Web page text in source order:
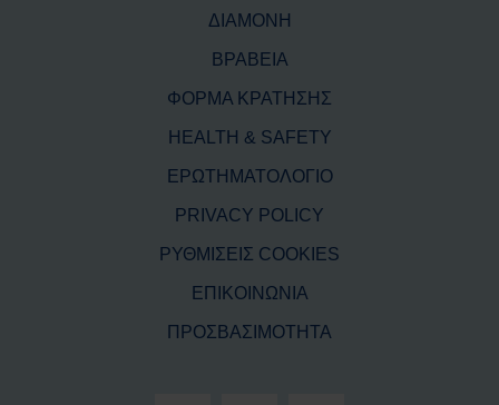
ΔΙΑΜΟΝΗ
ΒΡΑΒΕΙΑ
ΦΟΡΜΑ ΚΡΑΤΗΣΗΣ
HEALTH & SAFETY
ΕΡΩΤΗΜΑΤΟΛΟΓΙΟ
PRIVACY POLICY
ΡΥΘΜΙΣΕΙΣ COOKIES
ΕΠΙΚΟΙΝΩΝΙΑ
ΠΡΟΣΒΑΣΙΜΟΤΗΤΑ